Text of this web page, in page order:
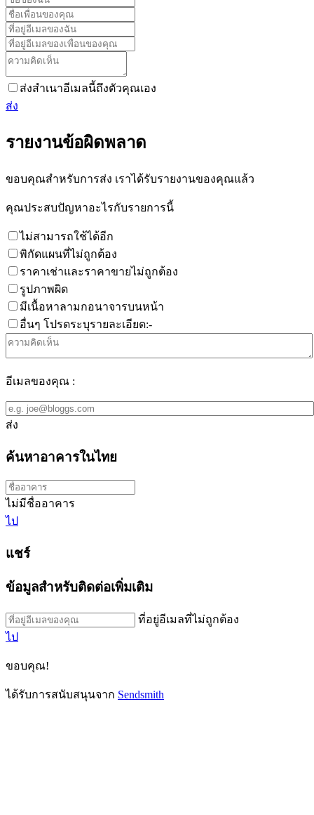
ส่งสำเนาอีเมลนี้ถึงตัวคุณเอง
ส่ง
รายงานข้อผิดพลาด
ขอบคุณสำหรับการส่ง เราได้รับรายงานของคุณแล้ว
คุณประสบปัญหาอะไรกับรายการนี้
ไม่สามารถใช้ได้อีก
พิกัดแผนที่ไม่ถูกต้อง
ราคาเช่าและราคาขายไม่ถูกต้อง
รูปภาพผิด
มีเนื้อหาลามกอนาจารบนหน้า
อื่นๆ โปรดระบุรายละเอียด:-
อีเมลของคุณ :
ส่ง
ค้นหาอาคารในไทย
ไม่มีชื่ออาคาร
ไป
แชร์
ข้อมูลสำหรับติดต่อเพิ่มเติม
ที่อยู่อีเมลที่ไม่ถูกต้อง
ไป
ขอบคุณ!
ได้รับการสนับสนุนจาก Sendsmith